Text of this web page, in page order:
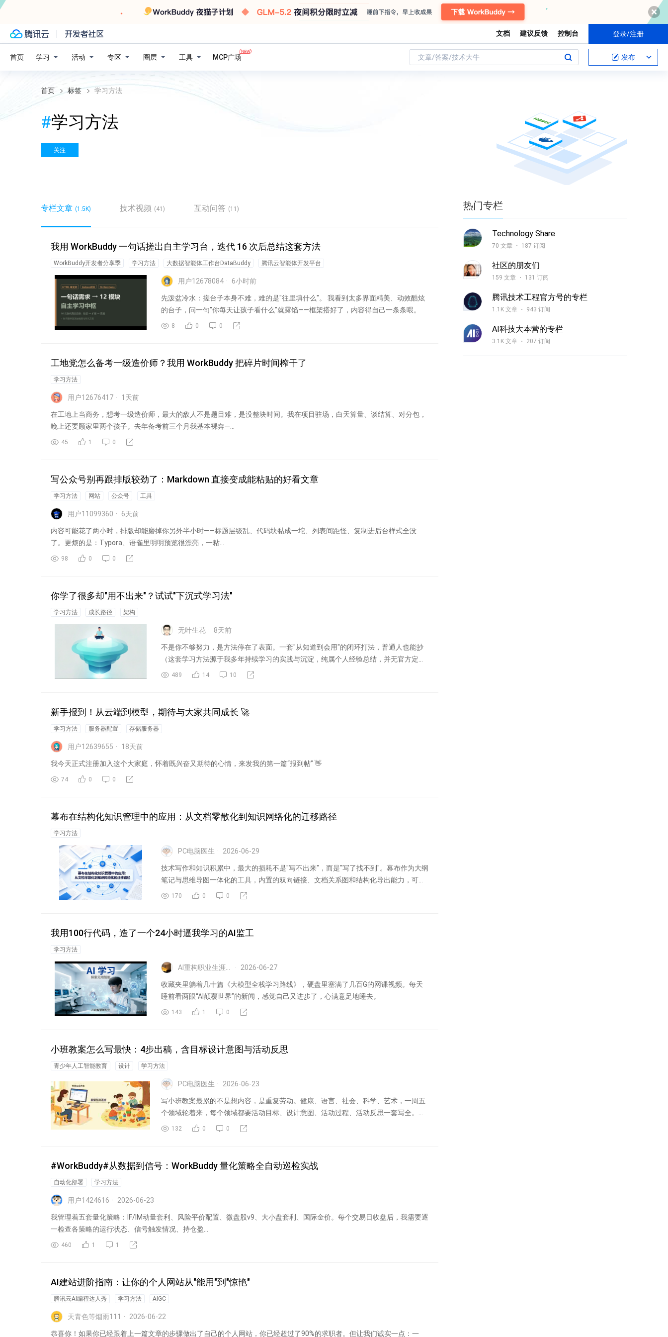
文档 建议反馈 控制台 登录/注册
首页 学习 活动 专区 圈层 工具 MCP广场 文章/答案/技术大牛 发布
首页 标签 学习方法
#学习方法
关注
专栏文章 (1.5K) 技术视频 (41) 互动问答 (11)
我用 WorkBuddy 一句话搓出自主学习台，迭代 16 次后总结这套方法
WorkBuddy开发者分享季 学习方法 大数据智能体工作台DataBuddy 腾讯云智能体开发平台
用户12678084 6小时前
先泼盆冷水：搓台子本身不难，难的是"往里填什么"。 我看到太多界面精美、动效酷炫
的台子，问一句"你每天让孩子看什么"就露馅——框架搭好了，内容得自己一条条喂。
8 0 0
工地党怎么备考一级造价师？我用 WorkBuddy 把碎片时间榨干了
学习方法
用户12676417 1 天前
在工地上当商务，想考一级造价师，最大的敌人不是题目难，是没整块时间。我在项目驻场，白天算量、谈结算、对分包，
晚上还要顾家里两个孩子。去年备考前三个月我基本裸奔—...
45 1 0
写公众号别再跟排版较劲了：Markdown 直接变成能粘贴的好看文章
学习方法 网站 公众号 工具
用户11099360 6天前
内容可能花了两小时，排版却能磨掉你另外半小时——标题层级乱、代码块黏成一坨、列表间距怪、复制进后台样式全没
了。更烦的是：Typora、语雀里明明预览很漂亮，一粘...
98 0 0
你学了很多却"用不出来"？试试"下沉式学习法"
学习方法 成长路径 架构
无叶生花 8天前
不是你不够努力，是方法停在了表面。一套"从知道到会用"的闭环打法，普通人也能抄
（这套学习方法源于我多年持续学习的实践与沉淀，纯属个人经验总结，并无官方定
论。正所...
489 14 10
新手报到！从云端到模型，期待与大家共同成长 🚀
学习方法 服务器配置 存储服务器
用户12639655 18天前
我今天正式注册加入这个大家庭，怀着既兴奋又期待的心情，来发我的第一篇“报到帖” 👋
74 0 0
幕布在结构化知识管理中的应用：从文档零散化到知识网络化的迁移路径
学习方法
PC电脑医生 2026-06-29
技术写作和知识积累中，最大的损耗不是"写不出来"，而是"写了找不到"。幕布作为大纲
笔记与思维导图一体化的工具，内置的双向链接、文档关系图和结构化导出能力，可以
将... 170 0 0
我用100行代码，造了一个24小时逼我学习的AI监工
学习方法
2026-06-27
收藏夹里躺着几十篇《大模型全栈学习路线》，硬盘里塞满了几百G的网课视频。每天
睡前看两眼“AI颠覆世界”的新闻，感觉自己又进步了，心满意足地睡去。
143 1 0
小班教案怎么写最快：4步出稿，含目标设计意图与活动反思
青少年人工智能教育 设计 学习方法
PC电脑医生 2026-06-23
写小班教案最累的不是想内容，是重复劳动。健康、语言、社会、科学、艺术，一周五
个领域轮着来，每个领域都要活动目标、设计意图、活动过程、活动反思一套写全。网
上找来的...
132 0 0
#WorkBuddy#从数据到信号：WorkBuddy 量化策略全自动巡检实战
自动化部署 学习方法
用户1424616 2026-06-23
我管理着五套量化策略：IF/IM动量套利、风险平价配置、微盘股v9、大小盘套利、国际金价。每个交易日收盘后，我需要逐
一检查各策略的运行状态、信号触发情况、持仓盈...
460 1 1
AI建站进阶指南：让你的个人网站从"能用"到"惊艳"
腾讯云AI编程达人秀 学习方法 AIGC
天青色等烟雨111 2026-06-22
恭喜你！如果你已经跟着上一篇文章的步骤做出了自己的个人网站，你已经超过了90%的求职者。但让我们诚实一点：一
热门专栏
Technology Share
70 文章 187 订阅
社区的朋友们
159 文章 131 订阅
腾讯技术工程官方号的专栏
1.1K 文章 943 订阅
AI科技大本营的专栏
3.1K 文章 207 订阅